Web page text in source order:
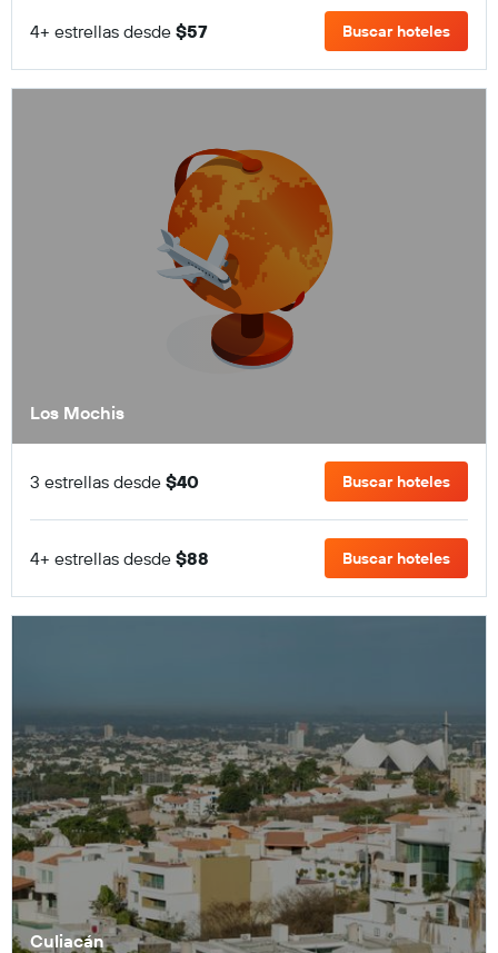
4+ estrellas desde $57 Buscar hoteles
Los Mochis
3 estrellas desde $40 Buscar hoteles
4+ estrellas desde $88 Buscar hoteles
Culiacán